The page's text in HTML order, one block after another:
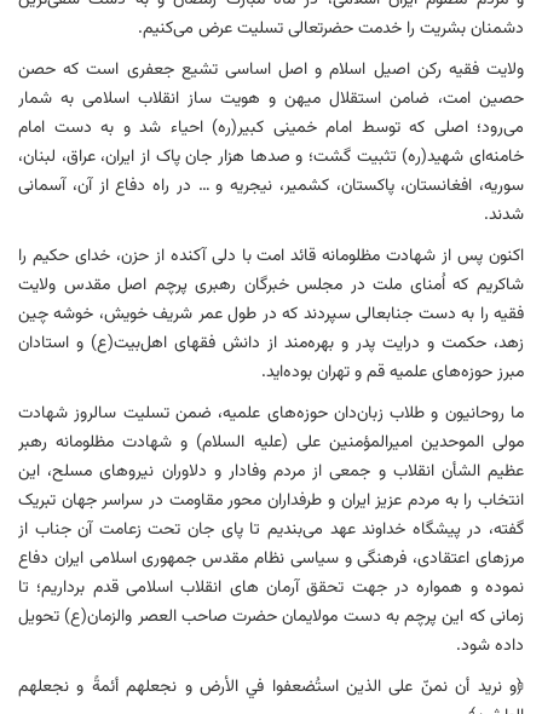
دشمنان بشریت را خدمت حضرتعالی تسلیت عرض می‌کنیم.
ولایت فقیه رکن اصیل اسلام و اصل اساسی تشیع جعفری است که حصن
حصین امت، ضامن استقلال میهن و هویت ساز انقلاب اسلامی به شمار
می‌رود؛ اصلی که توسط امام خمینی کبیر(ره) احیاء شد و به دست امام
خامنه‌ای شهید(ره) تثبیت گشت؛ و صدها هزار جان پاک از ایران، عراق، لبنان،
سوریه، افغانستان، پاکستان، کشمیر، نیجریه و … در راه دفاع از آن، آسمانی
شدند.
اکنون پس از شهادت مظلومانه قائد امت با دلی آکنده از حزن، خدای حکیم را
شاکریم که اُمنای ملت در مجلس‌ خبرگان رهبری پرچم اصل مقدس ولایت
فقیه را به دست جنابعالی سپردند که در طول عمر شریف خویش، خوشه چین
زهد، حکمت و درایت پدر و بهره‌مند از دانش فقهای اهل‌بیت(ع) و استادان
مبرز حوزه‌های علمیه قم و تهران بوده‌اید.
ما روحانیون و طلاب زبان‌دان حوزه‌های علمیه، ضمن تسلیت سالروز شهادت
مولی الموحدین امیرالمؤمنین علی (علیه السلام) و شهادت مظلومانه رهبر
عظیم الشأن انقلاب و جمعی از مردم وفادار و دلاوران نیروهای مسلح، این
انتخاب را به مردم عزیز ایران و طرفداران محور مقاومت در سراسر جهان تبریک
گفته، در پیشگاه خداوند عهد می‌بندیم تا پای جان تحت زعامت آن جناب از
مرزهای اعتقادی، فرهنگی و سیاسی نظام مقدس جمهوری اسلامی ایران دفاع
نموده و همواره در جهت تحقق آرمان های انقلاب اسلامی قدم برداریم؛ تا
زمانی که این پرچم به دست مولایمان حضرت صاحب العصر والزمان(ع) تحویل
داده شود.
﴿و نرید أن نمنّ علی الذین استُضعفوا في الأرض و نجعلهم أئمةً و نجعلهم